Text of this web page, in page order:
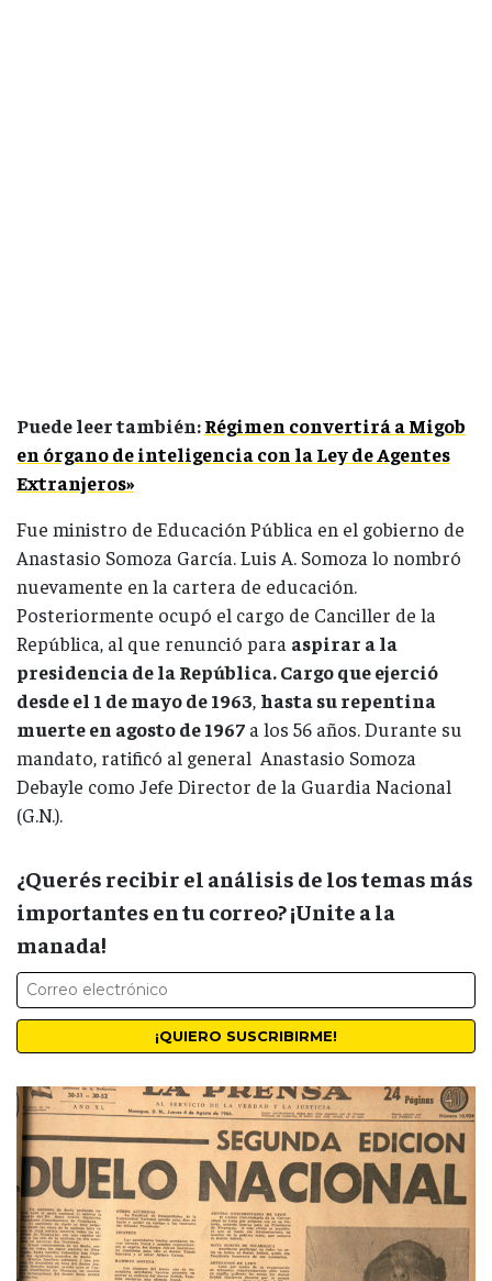
Puede leer también:Régimen convertirá a Migob
en órgano de inteligencia con la Ley de Agentes
Extranjeros»
Fue ministro de Educación Pública en el gobierno de
Anastasio Somoza García. Luis A. Somoza lo nombró
nuevamente en la cartera de educación.
Posteriormente ocupó el cargo de Canciller de la
República, al que renunció para aspirar a la
presidencia de la República. Cargo que ejerció
desde el 1 de mayo de 1963, hasta su repentina
muerte en agosto de 1967 a los 56 años. Durante su
mandato, ratificó al general Anastasio Somoza
Debayle como Jefe Director de la Guardia Nacional
(G.N.).
¿Querés recibir el análisis de los temas más
importantes en tu correo? ¡Unite a la
manada!